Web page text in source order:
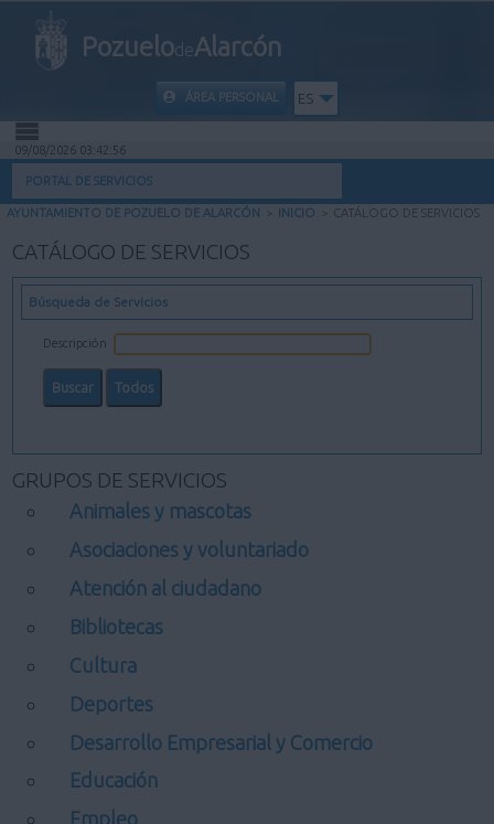
PozuelodeAlarcón
ÁREA PERSONAL ES
INICIO
MI CARPETA
INFORMACIÓN MUNICIPAL
09/08/2026 03:42:57
PORTAL DE SERVICIOS
AYUNTAMIENTO DE POZUELO DE ALARCÓN > INICIO > CATÁLOGO DE SERVICIOS
CATÁLOGO DE SERVICIOS
Búsqueda de Servicios
Descripción
GRUPOS DE SERVICIOS
Animales y mascotas
Asociaciones y voluntariado
Atención al ciudadano
Bibliotecas
Cultura
Deportes
Desarrollo Empresarial y Comercio
Educación
Empleo